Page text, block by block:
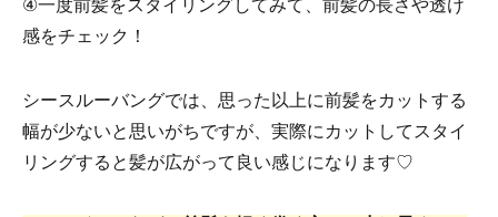
④一度前髪をスタイリングしてみて、前髪の長さや透け
感をチェック！
シースルーバングでは、思った以上に前髪をカットする
幅が少ないと思いがちですが、実際にカットしてスタイ
リングすると髪が広がって良い感じになります♡